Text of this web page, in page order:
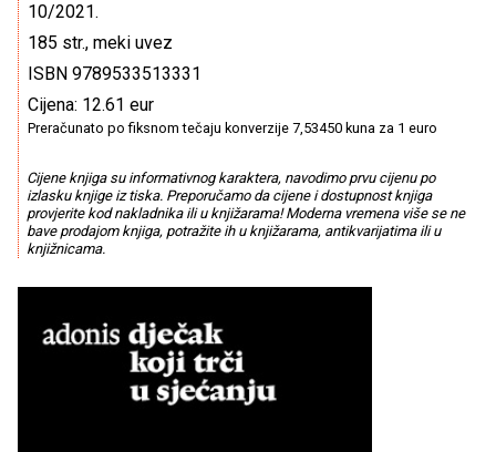
10/2021.
185 str., meki uvez
ISBN 9789533513331
Cijena: 12.61 eur
Preračunato po fiksnom tečaju konverzije 7,53450 kuna za 1 euro
Cijene knjiga su informativnog karaktera, navodimo prvu cijenu po
izlasku knjige iz tiska. Preporučamo da cijene i dostupnost knjiga
provjerite kod nakladnika ili u knjižarama! Moderna vremena više se ne
bave prodajom knjiga, potražite ih u knjižarama, antikvarijatima ili u
knjižnicama.